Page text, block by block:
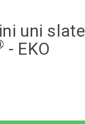
uni slate
- EKO